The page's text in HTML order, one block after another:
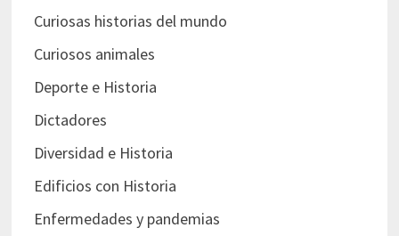
Curiosas historias del mundo
Curiosos animales
Deporte e Historia
Dictadores
Diversidad e Historia
Edificios con Historia
Enfermedades y pandemias